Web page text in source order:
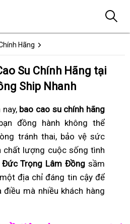
Hãng
Su Chính Hãng tại
Ship Nhanh
bao cao su chính hãng
đồng hành không thể
tránh thai, bảo vệ sức
chất lượng cuộc sống tình
Trọng Lâm Đồng sầm
địa chỉ đáng tin cậy để
điều mà nhiều khách hàng